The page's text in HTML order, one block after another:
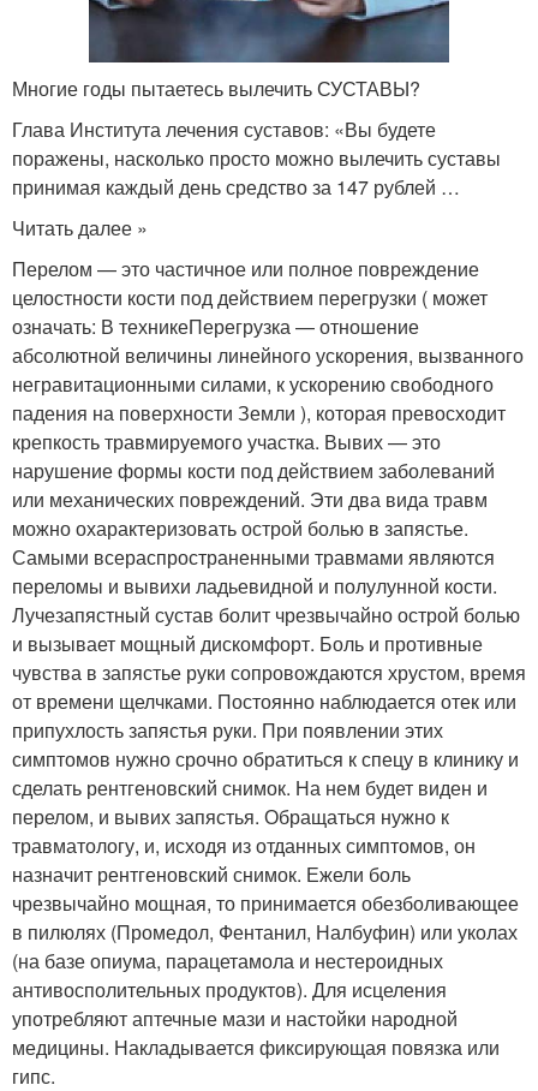
Многие годы пытаетесь вылечить СУСТАВЫ?
Глава Института лечения суставов: «Вы будете
поражены, насколько просто можно вылечить суставы
принимая каждый день средство за 147 рублей …
Читать далее »
Перелом — это частичное или полное повреждение
целостности кости под действием перегрузки ( может
означать: В техникеПерегрузка — отношение
абсолютной величины линейного ускорения, вызванного
негравитационными силами, к ускорению свободного
падения на поверхности Земли ), которая превосходит
крепкость травмируемого участка. Вывих — это
нарушение формы кости под действием заболеваний
или механических повреждений. Эти два вида травм
можно охарактеризовать острой болью в запястье.
Самыми всераспространенными травмами являются
переломы и вывихи ладьевидной и полулунной кости.
Лучезапястный сустав болит чрезвычайно острой болью
и вызывает мощный дискомфорт. Боль и противные
чувства в запястье руки сопровождаются хрустом, время
от времени щелчками. Постоянно наблюдается отек или
припухлость запястья руки. При появлении этих
симптомов нужно срочно обратиться к спецу в клинику и
сделать рентгеновский снимок. На нем будет виден и
перелом, и вывих запястья. Обращаться нужно к
травматологу, и, исходя из отданных симптомов, он
назначит рентгеновский снимок. Ежели боль
чрезвычайно мощная, то принимается обезболивающее
в пилюлях (Промедол, Фентанил, Налбуфин) или уколах
(на базе опиума, парацетамола и нестероидных
антивосполительных продуктов). Для исцеления
употребляют аптечные мази и настойки народной
медицины. Накладывается фиксирующая повязка или
гипс.